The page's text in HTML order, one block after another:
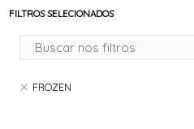
FILTROS SELECIONADOS
FROZEN